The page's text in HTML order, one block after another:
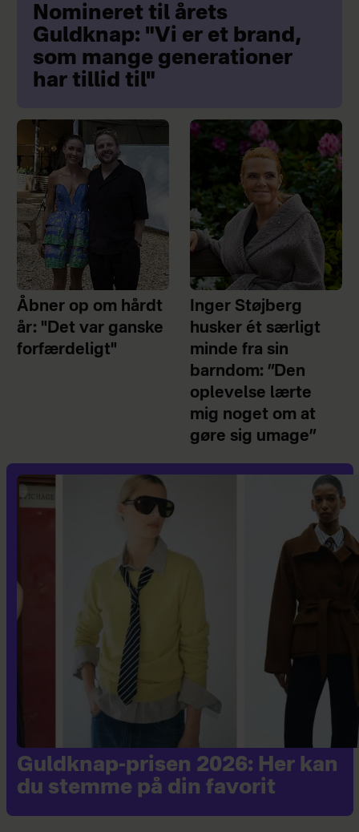
Nomineret til årets
Guldknap: "Vi er et brand,
som mange generationer
har tillid til"
Åbner op om hårdt
år: "Det var ganske
forfærdeligt"
Inger Støjberg
husker ét særligt
minde fra sin
barndom: ”Den
oplevelse lærte
mig noget om at
gøre sig umage”
Guldknap-prisen 2026: Her kan
du stemme på din favorit